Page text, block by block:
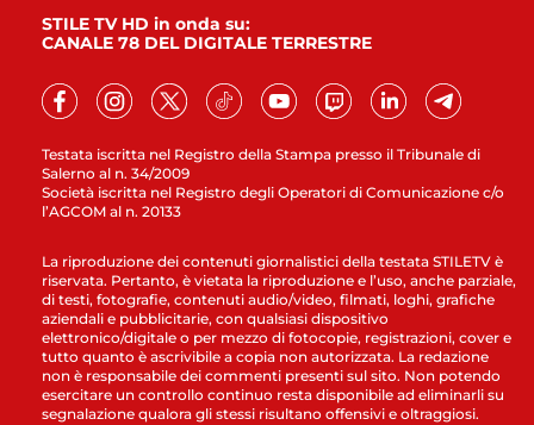
Testata iscritta nel Registro della Stampa presso il Tribunale di
Salerno al n. 34/2009
Società iscritta nel Registro degli Operatori di Comunicazione c/o
l’AGCOM al n. 20133
STILE TV HD in onda su:
CANALE 78 DEL DIGITALE TERRESTRE
La riproduzione dei contenuti giornalistici della testata STILETV è
riservata. Pertanto, è vietata la riproduzione e l’uso, anche parziale,
di testi, fotografie, contenuti audio/video, filmati, loghi, grafiche
aziendali e pubblicitarie, con qualsiasi dispositivo
elettronico/digitale o per mezzo di fotocopie, registrazioni, cover e
tutto quanto è ascrivibile a copia non autorizzata. La redazione
non è responsabile dei commenti presenti sul sito. Non potendo
esercitare un controllo continuo resta disponibile ad eliminarli su
segnalazione qualora gli stessi risultano offensivi e oltraggiosi.